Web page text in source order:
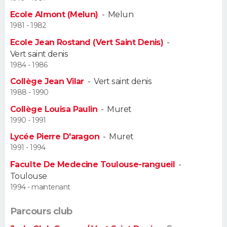
Alimentation
Guide de la santé
Maladies
Médicaments
Sommeil
VOYAGE
Destinations
City break
Voyage nature
Voyage de noces
Forum
Climat
+
PHOTO
BONS PLANS
CARTE DE VOEUX
Carte de Noël
Carte Bonne année
Carte Saint-Valentin
Carte Pâques
Carte d'anniversaire
DICTIONNAIRE
Dictionnaire
Biographies
Citations
Expressions
Proverbes
PROGRAMME TV
COPAINS D'AVANT
S'inscrire
Se connecter
Lycées
Collèges
Primaires
Universités
Entreprises
Service militaire
Avis de recherche
AVIS DE DÉCÈS
Ecole Almont (Melun) - Melun
1981 - 1982
Ecole Jean Rostand (Vert Saint Denis) -
Vert saint denis
1984 - 1986
Collège Jean Vilar-Vert saint denis
1988 - 1990
Collège Louisa Paulin - Muret
1990 - 1991
Lycée Pierre D'aragon - Muret
1991 - 1994
Faculte De Medecine Toulouse-rangueil -
Toulouse
1994 - maintenant
Parcours club